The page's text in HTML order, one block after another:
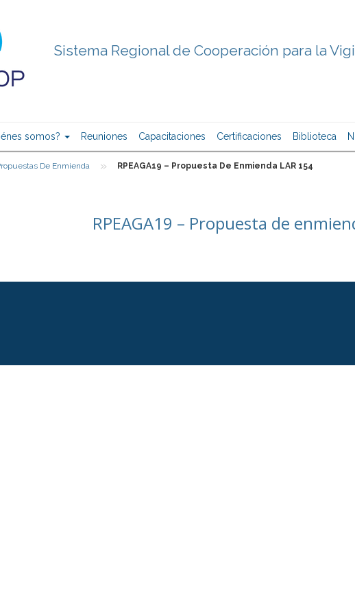
Sistema Regional de Cooperación para la
somos? Reuniones Capacitaciones Certificaciones Biblioteca
De Enmienda » RPEAGA19 – Propuesta De Enmienda LAR 154
RPEAGA19 – Propuesta de